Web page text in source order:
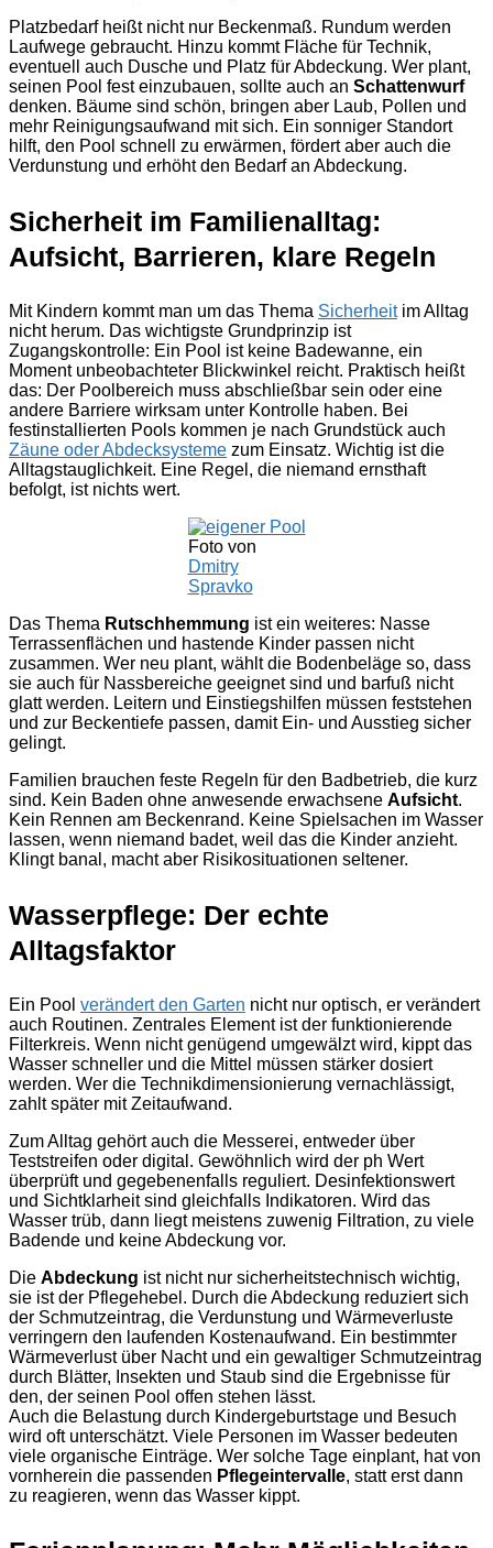
Platzbedarf heißt nicht nur Beckenmaß. Rundum werden
Laufwege gebraucht. Hinzu kommt Fläche für Technik,
eventuell auch Dusche und Platz für Abdeckung. Wer plant,
seinen Pool fest einzubauen, sollte auch an Schattenwurf
denken. Bäume sind schön, bringen aber Laub, Pollen und
mehr Reinigungsaufwand mit sich. Ein sonniger Standort
hilft, den Pool schnell zu erwärmen, fördert aber auch die
Verdunstung und erhöht den Bedarf an Abdeckung.
Sicherheit im Familienalltag:
Aufsicht, Barrieren, klare Regeln
Mit Kindern kommt man um das Thema Sicherheitim Alltag
nicht herum. Das wichtigste Grundprinzip ist
Zugangskontrolle: Ein Pool ist keine Badewanne, ein
Moment unbeobachteter Blickwinkel reicht. Praktisch heißt
das: Der Poolbereich muss abschließbar sein oder eine
andere Barriere wirksam unter Kontrolle haben. Bei
festinstallierten Pools kommen je nach Grundstück auch
Zäune oder Abdecksysteme zum Einsatz. Wichtig ist die
Alltagstauglichkeit. Eine Regel, die niemand ernsthaft
befolgt, ist nichts wert.
Foto von
Dmitry
Spravko
Das Thema Rutschhemmung ist ein weiteres: Nasse
Terrassenflächen und hastende Kinder passen nicht
zusammen. Wer neu plant, wählt die Bodenbeläge so, dass
sie auch für Nassbereiche geeignet sind und barfuß nicht
glatt werden. Leitern und Einstiegshilfen müssen feststehen
und zur Beckentiefe passen, damit Ein- und Ausstieg sicher
gelingt.
Familien brauchen feste Regeln für den Badbetrieb, die kurz
sind. Kein Baden ohne anwesende erwachsene Aufsicht.
Kein Rennen am Beckenrand. Keine Spielsachen im Wasser
lassen, wenn niemand badet, weil das die Kinder anzieht.
Klingt banal, macht aber Risikosituationen seltener.
Wasserpflege: Der echte
Alltagsfaktor
Ein Pool verändert den Garten nicht nur optisch, er verändert
auch Routinen. Zentrales Element ist der funktionierende
Filterkreis. Wenn nicht genügend umgewälzt wird, kippt das
Wasser schneller und die Mittel müssen stärker dosiert
werden. Wer die Technikdimensionierung vernachlässigt,
zahlt später mit Zeitaufwand.
Zum Alltag gehört auch die Messerei, entweder über
Teststreifen oder digital. Gewöhnlich wird der ph Wert
überprüft und gegebenenfalls reguliert. Desinfektionswert
und Sichtklarheit sind gleichfalls Indikatoren. Wird das
Wasser trüb, dann liegt meistens zuwenig Filtration, zu viele
Badende und keine Abdeckung vor.
Die Abdeckung ist nicht nur sicherheitstechnisch wichtig,
sie ist der Pflegehebel. Durch die Abdeckung reduziert sich
der Schmutzeintrag, die Verdunstung und Wärmeverluste
verringern den laufenden Kostenaufwand. Ein bestimmter
Wärmeverlust über Nacht und ein gewaltiger Schmutzeintrag
durch Blätter, Insekten und Staub sind die Ergebnisse für
den, der seinen Pool offen stehen lässt.
Auch die Belastung durch Kindergeburtstage und Besuch
wird oft unterschätzt. Viele Personen im Wasser bedeuten
viele organische Einträge. Wer solche Tage einplant, hat von
vornherein die passenden Pflegeintervalle, statt erst dann
zu reagieren, wenn das Wasser kippt.